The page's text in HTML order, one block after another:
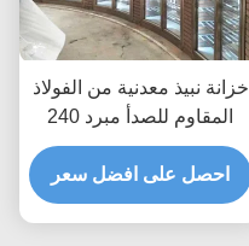
خزانة نبيذ معدنية من الفولاذ
المقاوم للصدأ مبرد 240
فولت 50 هرتز لوحة تحكم
تعمل باللمس
احصل على افضل سعر